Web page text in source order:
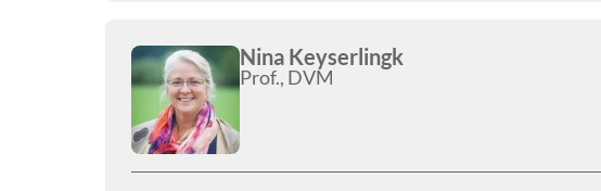
Nina Keyserlingk
Prof., DVM